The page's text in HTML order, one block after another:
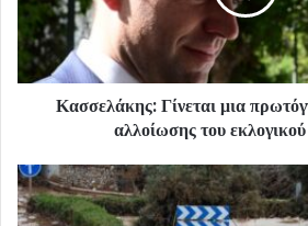
Κασσελάκης: Γίνεται μια
αλλοίωσης του